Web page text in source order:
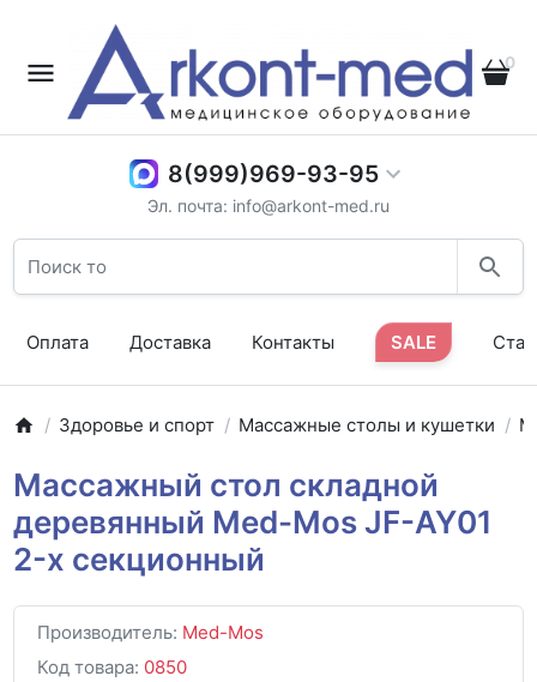
0
8(999)969-93-95
Эл. почта: info@arkont-med.ru
Оплата Доставка Контакты SALE
Здоровье и спорт Массажные столы и кушетки
Массажный стол складной
деревянный Med-Mos JF-AY01
2-х секционный
Производитель: Med-Mos
Код товара: 0850